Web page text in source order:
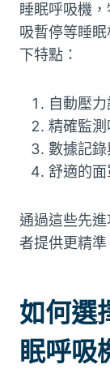
睡眠呼吸機
吸暫停等睡
下特點：
自動壓
精確監
數據記
舒適的
通過這些先
者提供更精準
如何選
眠呼吸